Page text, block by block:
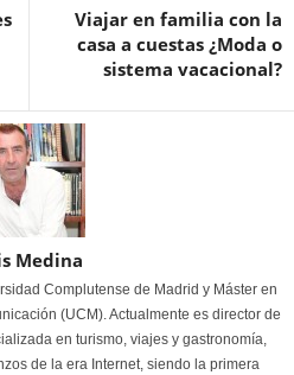
Viajar en familia con la
casa a cuestas ¿Moda o
sistema vacacional?
Medina
Complutense de Madrid y Máster en
(UCM). Actualmente es director de
en turismo, viajes y gastronomía,
de la era Internet, siendo la primera